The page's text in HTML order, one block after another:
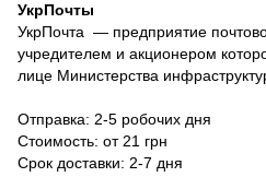
УкрПочты
УкрПочта — предприятие
учредителем и акционером
лице Министерства
Отправка: 2-5 робочих дня
Стоимость: от 21 грн
Срок доставки: 2-7 дня